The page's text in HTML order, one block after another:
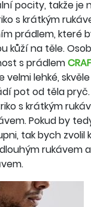
pocity, takže je
s krátkým
prádlem, které
kůží na těle.
s prádlem
velmi lehké,
pot od těla
s krátkým
Pokud by
tak bych zvolil
rukávem